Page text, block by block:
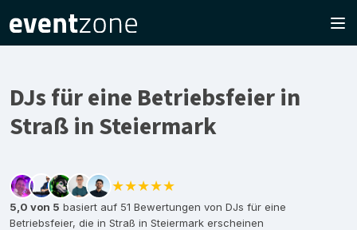
DJs für eine Betriebsfeier in
Straß in Steiermark
★★★★★
5,0 von 5 basiert auf 51 Bewertungen von DJs für eine
Betriebsfeier, die in Straß in Steiermark erscheinen